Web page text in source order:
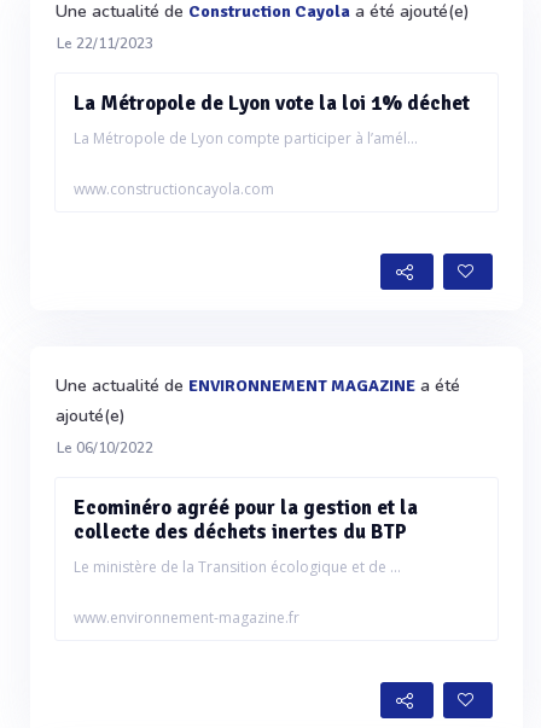
Une actualité de Construction Cayola a été ajouté(e)
Le 22/11/2023
La Métropole de Lyon vote la loi 1% déchet
La Métropole de Lyon compte participer à l’amél...
www.constructioncayola.com
Une actualité de ENVIRONNEMENT MAGAZINE a été
ajouté(e)
Le 06/10/2022
Ecominéro agréé pour la gestion et la
collecte des déchets inertes du BTP
Le ministère de la Transition écologique et de ...
www.environnement-magazine.fr